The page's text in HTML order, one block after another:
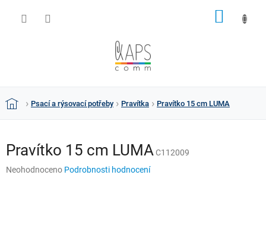
DomůPsací a rýsovací potřeby Pravítka Pravítko 15 cm LUMA
Pravítko 15 cm LUMAC112009
Průměrné
Neohodnoceno Podrobnosti hodnocení